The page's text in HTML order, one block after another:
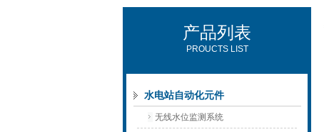
西安可雷可水电设备有限公司
产品列表
PROUCTS LIST
水电站自动化元件
无线水位监测系统